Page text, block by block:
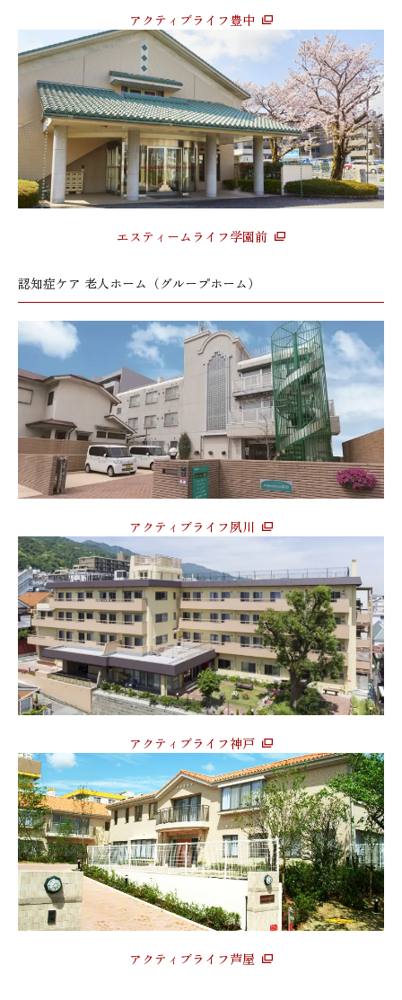
アクティブライフ豊中
エスティームライフ学園前
認知症ケア 老人ホーム（グループホーム）
アクティブライフ夙川
アクティブライフ神戸
アクティブライフ芦屋